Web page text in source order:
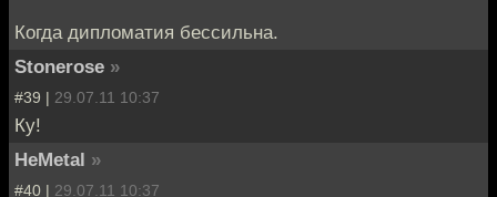
Когда дипломатия бессильна.
Stonerose »
#39 | 29.07.11 10:37
Ку!
HeMetal »
#40 | 29.07.11 10:37